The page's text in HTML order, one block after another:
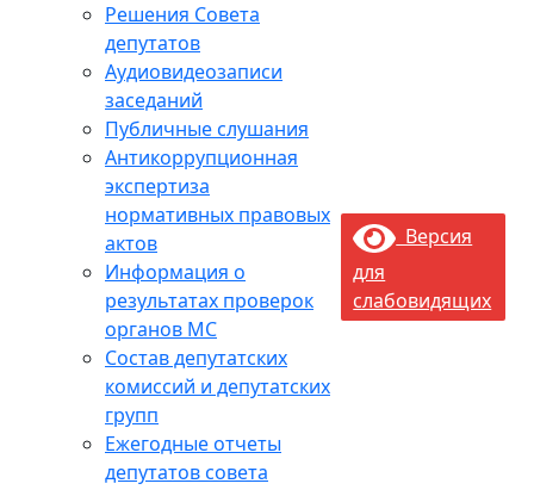
Решения Совета
депутатов
Аудиовидеозаписи
заседаний
Публичные слушания
Антикоррупционная
экспертиза
нормативных правовых
актов
Информация о
результатах проверок
органов МС
Состав депутатских
комиссий и депутатских
групп
Ежегодные отчеты
депутатов совета
Версия
для
слабовидящих